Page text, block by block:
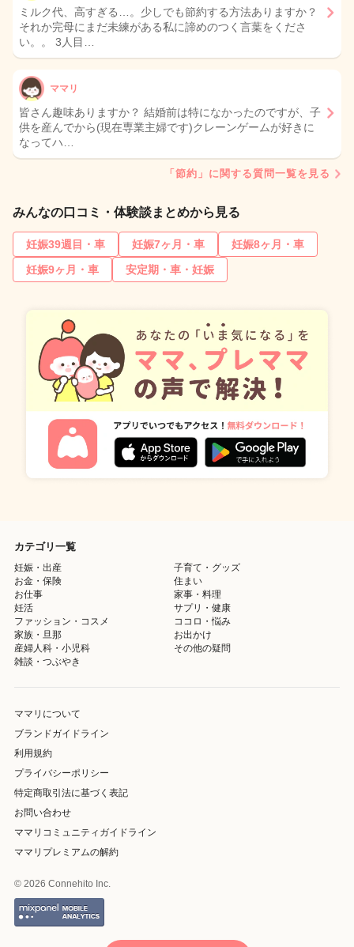
ミルク代、高すぎる…。少しでも節約する方法ありますか？
それか完母にまだ未練がある私に諦めのつく言葉をくださ
い。。 3人目…
ママリ
皆さん趣味ありますか？ 結婚前は特になかったのですが、子
供を産んでから(現在専業主婦です)クレーンゲームが好きに
なってハ…
「節約」に関する質問一覧を見る
みんなの口コミ・体験談まとめから見る
妊娠39週目・車 妊娠7ヶ月・車
妊娠8ヶ月・車
妊娠9ヶ月・車
安定期・車・妊娠
カテゴリ一覧
妊娠・出産
子育て・グッズ
お金・保険
住まい
お仕事
家事・料理
妊活
サプリ・健康
ファッション・コスメ
ココロ・悩み
家族・旦那
お出かけ
産婦人科・小児科
その他の疑問
雑談・つぶやき
ママリについて
ブランドガイドライン
利用規約
プライバシーポリシー
特定商取引法に基づく表記
お問い合わせ
ママリコミュニティガイドライン
ママリプレミアムの解約
© 2026 Connehito Inc.